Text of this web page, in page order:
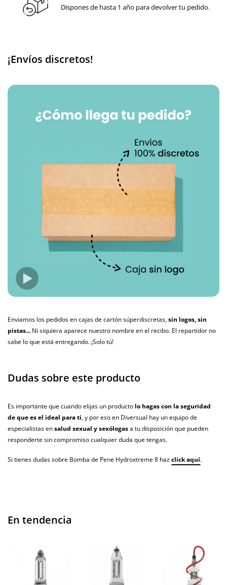
Dispones de hasta 1 año para devolver tu pedido.
¡Envíos discretos!
Enviamos los pedidos en cajas de cartón súperdiscretas,sin logos, sin
pistas... Ni siquiera aparece nuestro nombre en el recibo. El repartidor no
sabe lo que está entregando. ¡Solo tú!
Dudas sobre este producto
Es importante que cuando elijas un producto lo hagas con la seguridad
de que es el ideal para ti, y por eso en Diversual hay un equipo de
especialistas ensalud sexual y sexólogasa tu disposición que pueden
responderte sin compromiso cualquier duda que tengas.
Si tienes dudas sobre Bomba de Pene Hydroxtreme 8 hazclick aquí.
En tendencia